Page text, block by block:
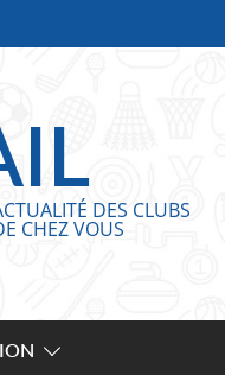
DES CLUBS
CHEZ VOUS